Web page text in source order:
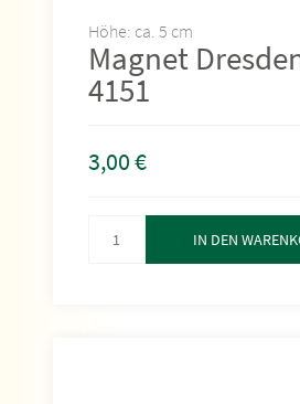
Höhe: ca. 5 cm
Magnet
4151
3,00€
IN DEN